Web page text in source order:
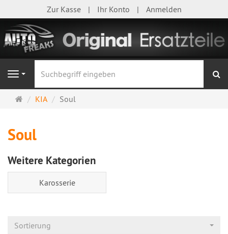
Zur Kasse Ihr Konto Anmelden
Navigation
Startseite
KIA Soul
Soul
Weitere Kategorien
Karosserie
Sortierung